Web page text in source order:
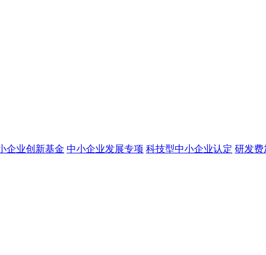
企业创新基金 中小企业发展专项 科技型中小企业认定 研发费